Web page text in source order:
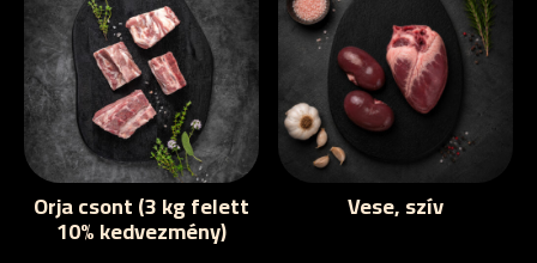
Orja csont (3 kg felett
10% kedvezmény)
Vese, szív